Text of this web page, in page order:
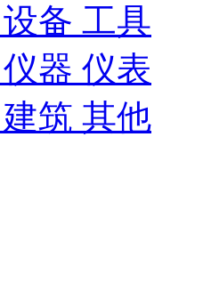
备 工具
器 仪表
筑 其他